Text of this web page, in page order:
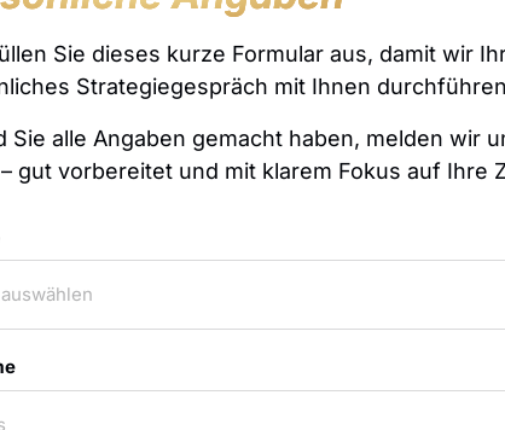
Sie dieses kurze Formular aus, damit wir
Strategiegespräch mit Ihnen
Sie alle Angaben gemacht haben, melden wir
gut vorbereitet und mit klarem Fokus auf Ihre